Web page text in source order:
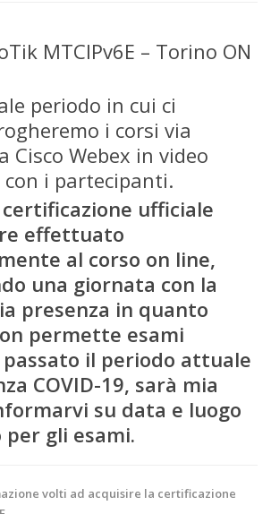
MTCIPv6E – Torino ON
periodo in cui ci
i corsi via
Cisco Webex in video
con i partecipanti.
certificazione ufficiale
effettuato
al corso on line,
una giornata con la
presenza in quanto
permette esami
il periodo attuale
COVID-19, sarà mia
su data e luogo
per gli esami.
volti ad acquisire la certificazione